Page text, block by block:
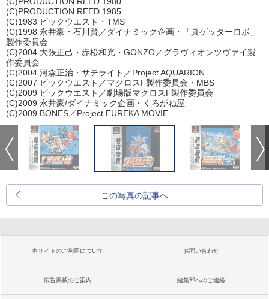
(C)PRODUCTION REED 1985
(C)1983 ビックウエスト・TMS
(C)1998 永井豪・石川賢／ダイナミック企画・「真ゲッターロボ」
製作委員会
(C)2004 大張正己・赤松和光・GONZO／グラヴィオンツヴァイ製
作委員会
(C)2004 河森正治・サテライト／Project AQUARION
(C)2007 ビックウエスト／マクロスF製作委員会・MBS
(C)2009 ビックウエスト／劇場版マクロスF製作委員会
(C)2009 永井豪/ダイナミック企画・くろがね屋
(C)2009 BONES／Project EUREKA MOVIE
この写真の記事へ
本サイトのご利用について お問い合わせ
広告掲載のご案内 編集部へのご連絡